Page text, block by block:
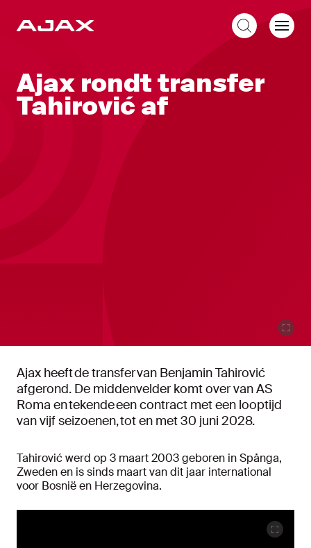
Ajax rondt transfer
Tahirović af
Ajax heeft de transfer van Benjamin Tahirović
afgerond. De middenvelder komt over van AS
Roma en tekende een contract met een looptijd
van vijf seizoenen, tot en met 30 juni 2028.
Tahirović werd op 3 maart 2003 geboren in Spånga,
Zweden en is sinds maart van dit jaar international
voor Bosnië en Herzegovina.